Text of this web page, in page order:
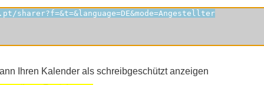
Ihren Kalender als schreibgeschützt anzeigen